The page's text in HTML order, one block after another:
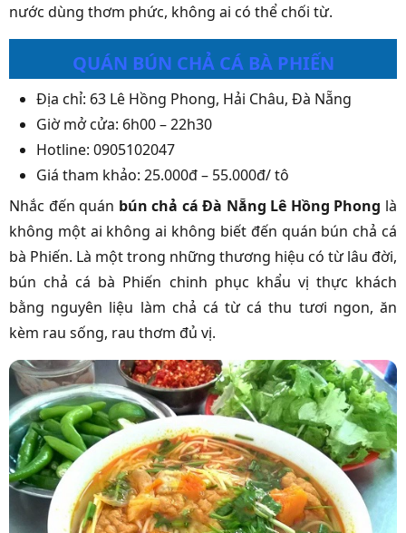
nước dùng thơm phức, không ai có thể chối từ.
QUÁN BÚN CHẢ CÁ BÀ PHIẾN
Địa chỉ: 63 Lê Hồng Phong, Hải Châu, Đà Nẵng
Giờ mở cửa: 6h00 – 22h30
Hotline: 0905102047
Giá tham khảo: 25.000đ – 55.000đ/ tô
Nhắc đến quán bún chả cá Đà Nẵng Lê Hồng Phong là
không một ai không ai không biết đến quán bún chả cá
bà Phiến. Là một trong những thương hiệu có từ lâu đời,
bún chả cá bà Phiến chinh phục khẩu vị thực khách
bằng nguyên liệu làm chả cá từ cá thu tươi ngon, ăn
kèm rau sống, rau thơm đủ vị.